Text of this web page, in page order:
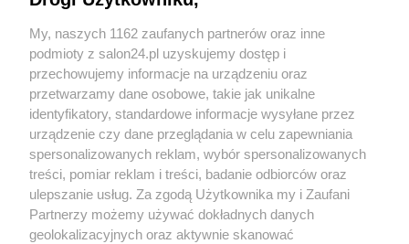
Sport
Społeczeństwo
Kultura
X Facebook Instagram Youtube
My, naszych 1162 zaufanych partnerów oraz inne
podmioty z salon24.pl uzyskujemy dostęp i
przechowujemy informacje na urządzeniu oraz
przetwarzamy dane osobowe, takie jak unikalne
identyfikatory, standardowe informacje wysyłane przez
urządzenie czy dane przeglądania w celu zapewniania
spersonalizowanych reklam, wybór spersonalizowanych
treści, pomiar reklam i treści, badanie odbiorców oraz
ulepszanie usług. Za zgodą Użytkownika my i Zaufani
Partnerzy możemy używać dokładnych danych
geolokalizacyjnych oraz aktywnie skanować